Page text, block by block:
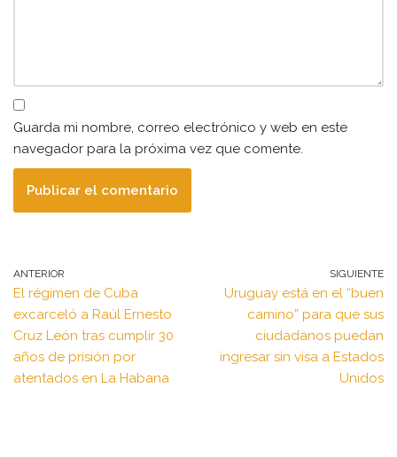
Guarda mi nombre, correo electrónico y web en este
navegador para la próxima vez que comente.
ANTERIOR
El régimen de Cuba
excarceló a Raúl Ernesto
Cruz León tras cumplir 30
años de prisión por
atentados en La Habana
SIGUIENTE
Uruguay está en el “buen
camino” para que sus
ciudadanos puedan
ingresar sin visa a Estados
Unidos